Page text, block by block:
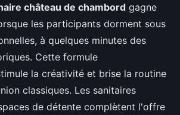
château de chambord gagne
les participants dorment sous
à quelques minutes des
Cette formule
la créativité et brise la routine
classiques. Les sanitaires
de détente complètent l'offre